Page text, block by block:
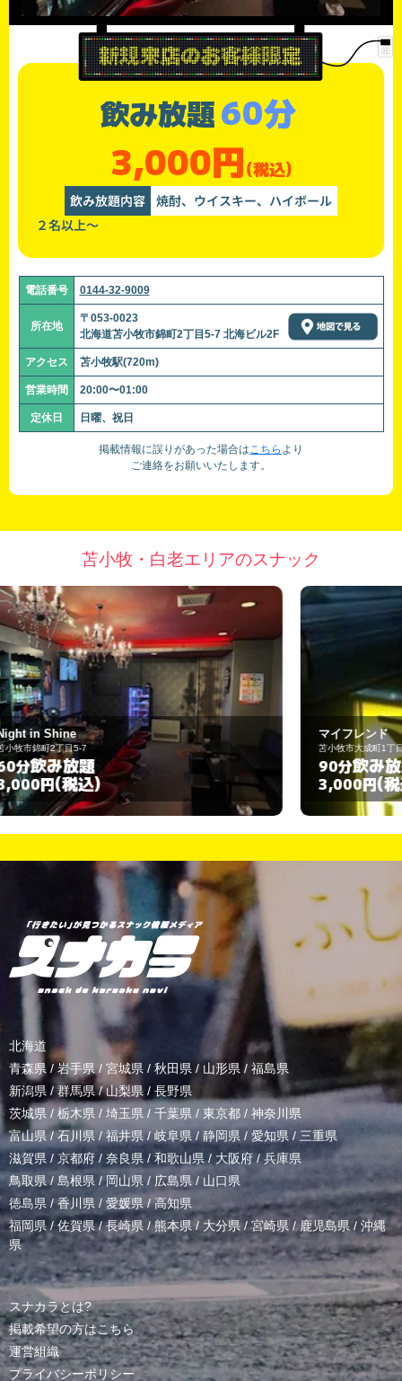
飲み放題60分
3,000円(税込)
飲み放題内容 焼酎、ウイスキー、ハイボール
２名以上～
電話番号 0144-32-9009
所在地
〒053-0023
北海道苫小牧市錦町2丁目5-7 北海ビル2F
アクセス 苫小牧駅(720m)
営業時間 20:00〜01:00
定休日 日曜、祝日
掲載情報に誤りがあった場合はこちら より
ご連絡をお願いいたします。
苫小牧・白老エリアのスナック
マイフレンド
苫小牧市大成町1丁目2-2
90分飲み放題
3,000円 (税込)
北海道
青森県 / 岩手県/ 宮城県 / 秋田県 / 山形県/ 福島県
新潟県 /群馬県/山梨県 / 長野県
茨城県 / 栃木県 / 埼玉県 / 千葉県 / 東京都 / 神奈川県
富山県 /石川県/福井県/岐阜県 / 静岡県 / 愛知県 / 三重県
滋賀県 / 京都府 / 奈良県 / 和歌山県/ 大阪府 /兵庫県
鳥取県/ 島根県 /岡山県/ 広島県 / 山口県
徳島県 /香川県 / 愛媛県/高知県
福岡県/佐賀県/長崎県 /熊本県/ 大分県/宮崎県 /鹿児島県 / 沖縄
県
スナカラとは?
掲載希望の方はこちら
運営組織
プライバシーポリシー